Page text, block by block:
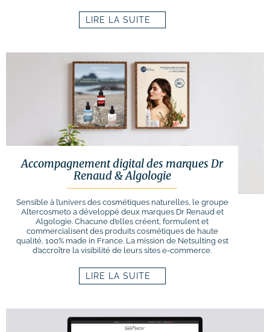
LIRE LA SUITE
Accompagnement digital des marques Dr
Renaud & Algologie
Sensible à l’univers des cosmétiques naturelles, le groupe
Altercosmeto a développé deux marques Dr Renaud et
Algologie. Chacune d’elles créent, formulent et
commercialisent des produits cosmétiques de haute
qualité, 100% made in France. La mission de Netsulting est
d’accroître la visibilité de leurs sites e-commerce.
LIRE LA SUITE